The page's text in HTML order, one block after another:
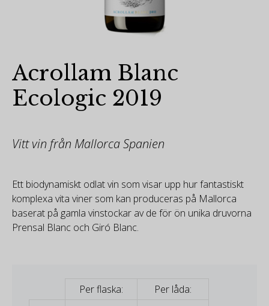
Acrollam Blanc
Ecologic 2019
Vitt vin från Mallorca Spanien
Ett biodynamiskt odlat vin som visar upp hur fantastiskt
komplexa vita viner som kan produceras på Mallorca
baserat på gamla vinstockar av de för ön unika druvorna
Prensal Blanc och Giró Blanc.
Per flaska: Per låda: